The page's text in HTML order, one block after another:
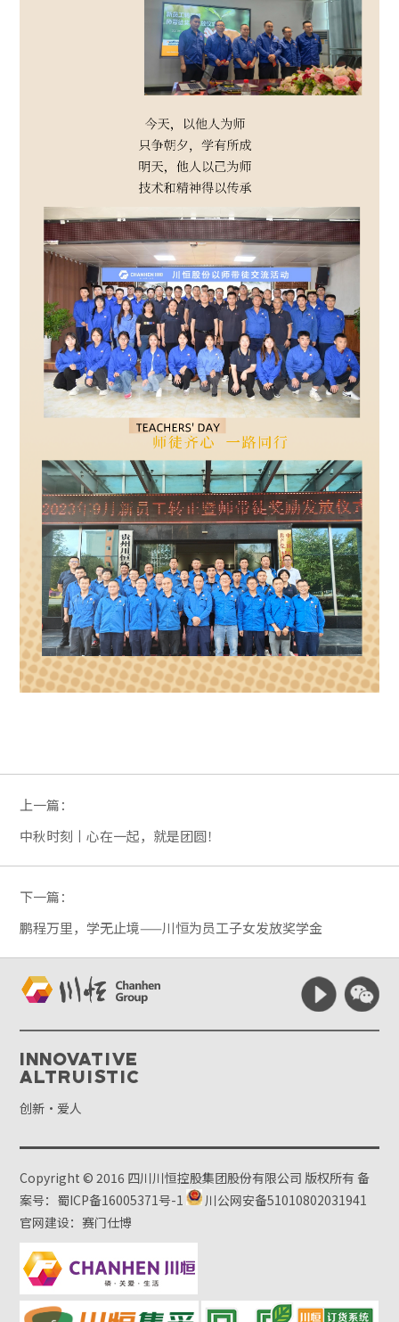
上一篇：
中秋时刻丨心在一起，就是团圆！
下一篇：
鹏程万里，学无止境——川恒为员工子女发放奖学金
Innovative
Altruistic
创新·爱人
Copyright © 2016 四川川恒控股集团股份有限公司 版权所有备
案号：蜀ICP备16005371号-1
川公网安备51010802031941
官网建设：赛门仕博